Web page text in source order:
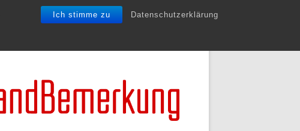
Ich stimme zu Datenschutzerklärung